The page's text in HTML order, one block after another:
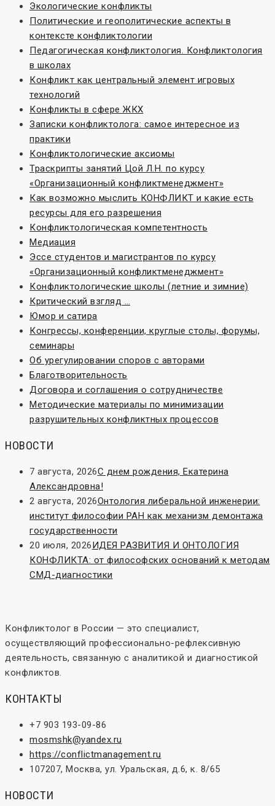
Экологические конфликты
Политические и геополитические аспекты в
контексте конфликтологии
Педагогическая конфликтология. Конфликтология
в школах
Конфликт как центральный элемент игровых
технологий
Конфликты в сфере ЖКХ
Записки конфликтолога: самое интересное из
практики
Конфликтологические аксиомы
Траскрипты занятий Цой Л.Н. по курсу
«Организационный конфликтменеджмент»
Как возможно мыслить КОНФЛИКТ и какие есть
ресурсы для его разрешения
Конфликтологическая компетентность
Медиация
Эссе студентов и магистрантов по курсу
«Организационный конфликтменеджмент»
Конфликтологические школы (летние и зимние)
Критический взгляд …
Юмор и сатира
Конгрессы, конференции, круглые столы, форумы,
семинары
Об урегулировании споров с авторами
Благотворительность
Договора и соглашения о сотрудничестве
Методические материалы по минимизации
разрушительных конфликтных процессов
НОВОСТИ
7 августа, 2026С днем рождения, Екатерина
Александровна!
2 августа, 2026Онтология либеральной инженерии:
институт философии РАН как механизм демонтажа
государственности
20 июля, 2026ИДЕЯ РАЗВИТИЯ И ОНТОЛОГИЯ
КОНФЛИКТА: от философских оснований к методам
СМД-диагностики
Конфликтолог в России — это специалист,
осуществляющий профессионально-рефлексивную
деятельность, связанную с аналитикой и диагностикой
конфликтов.
КОНТАКТЫ
+7 903 193-09-86
mosmshk@yandex.ru
https://conflictmanagement.ru
107207, Москва, ул. Уральская, д.6, к. 8/65
НОВОСТИ